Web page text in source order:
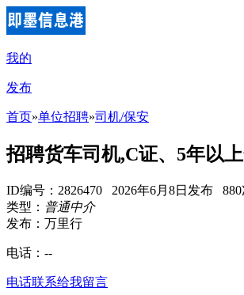
我的
发布
首页»单位招聘»司机/保安
招聘货车司机,C证、5年以
ID编号：2826470 2026年6月8日发布
类型： 普通中介
发布：万里行
电话： --
电话联系给我留言